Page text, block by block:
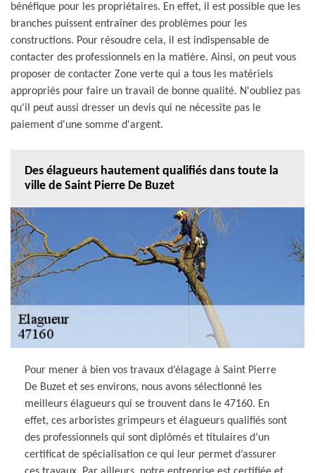
bénéfique pour les propriétaires. En effet, il est possible que les
branches puissent entraîner des problèmes pour les
constructions. Pour résoudre cela, il est indispensable de
contacter des professionnels en la matière. Ainsi, on peut vous
proposer de contacter Zone verte qui a tous les matériels
appropriés pour faire un travail de bonne qualité. N'oubliez pas
qu'il peut aussi dresser un devis qui ne nécessite pas le
paiement d'une somme d'argent.
Des élagueurs hautement qualifiés dans toute la
ville de Saint Pierre De Buzet
Pour mener à bien vos travaux d’élagage à Saint Pierre
De Buzet et ses environs, nous avons sélectionné les
meilleurs élagueurs qui se trouvent dans le 47160. En
effet, ces arboristes grimpeurs et élagueurs qualifiés sont
des professionnels qui sont diplômés et titulaires d’un
certificat de spécialisation ce qui leur permet d’assurer